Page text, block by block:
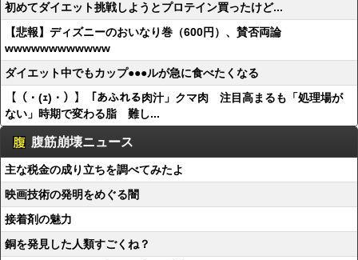
初めてダイエット挑戦しようとプロテイン買ったけど...
【悲報】ディズニーのおいなり巻（600円）、賛否両論
wwwwwwwwwwww
ダイエット中でもカップ●●●ルが急に食べたくなる
【（・(ｪ)・）】「あふれる肉汁」クマ肉 注目高まるも「処理場が
ない」時期で変わる脂 難し...
腹筋崩壊ニュース
主な税金の成り立ちを調べてみたよ
映画技術の発明をめぐる闇
接着剤の魅力
銅を発見した人類すごくね？